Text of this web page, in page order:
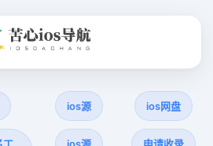
ios源 ios网盘